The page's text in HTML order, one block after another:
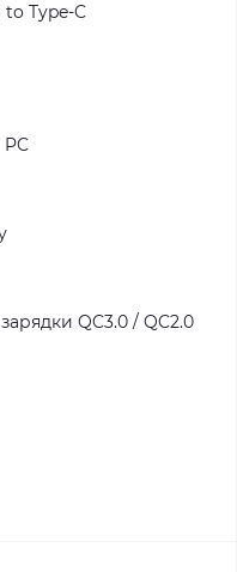
to Type-C
QC3.0 / QC2.0